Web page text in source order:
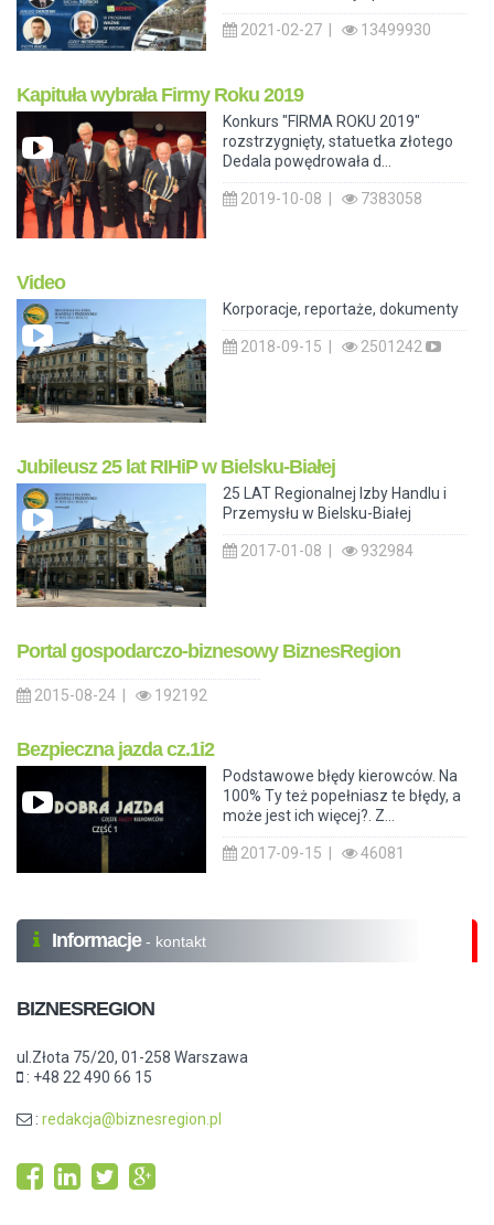
2021-02-27 | 13499930
Kapituła wybrała Firmy Roku 2019
Konkurs "FIRMA ROKU 2019"
rozstrzygnięty, statuetka złotego
Dedala powędrowała d...
2019-10-08 | 7383058
Video
Korporacje, reportaże, dokumenty
2018-09-15 | 2501242
Jubileusz 25 lat RIHiP w Bielsku-Białej
25 LAT Regionalnej Izby Handlu i
Przemysłu w Bielsku-Białej
2017-01-08 | 932984
Portal gospodarczo-biznesowy BiznesRegion
2015-08-24 | 192192
Bezpieczna jazda cz.1i2
Podstawowe błędy kierowców. Na
100% Ty też popełniasz te błędy, a
może jest ich więcej?. Z...
2017-09-15 | 46081
Informacje - kontakt
BIZNESREGION
ul.Złota 75/20, 01-258 Warszawa
: +48 22 490 66 15
: redakcja@biznesregion.pl